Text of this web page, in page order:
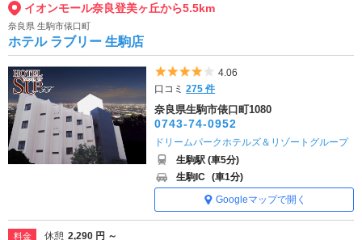
イオンモール奈良登美ヶ丘から5.5km
奈良県 生駒市俵口町
ホテル ラブリー 生駒店
5つ星のうち4
4.06
口コミ275 件
奈良県生駒市俵口町1080
0743-74-0952
ドリームパークホテルズ＆リゾートグループ
生駒駅 (車5分)
生駒IC (車1分)
Googleマップで開く
料金 休憩 2,290 円 ～